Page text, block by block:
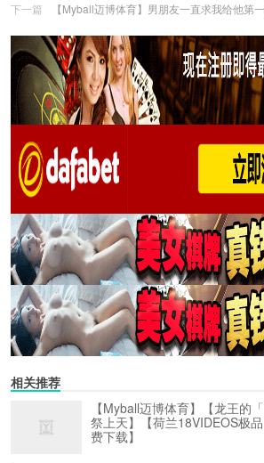
下一篇
【Myball迈博体育】男朋友一直求我给他第
相关推荐
【Myball迈博体育】【龙王的
祭上天】【荷兰18VIDEOS极
费下载】